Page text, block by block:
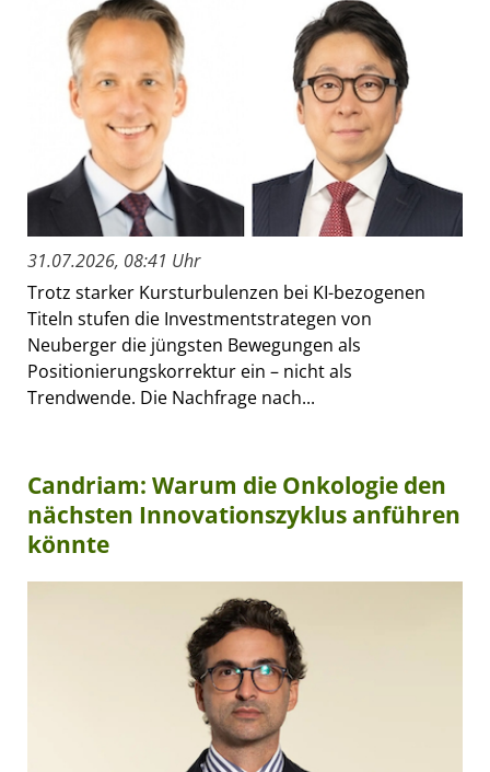
31.07.2026, 08:41 Uhr
Trotz starker Kursturbulenzen bei KI-bezogenen
Titeln stufen die Investmentstrategen von
Neuberger die jüngsten Bewegungen als
Positionierungskorrektur ein – nicht als
Trendwende. Die Nachfrage nach...
Candriam: Warum die Onkologie den
nächsten Innovationszyklus anführen
könnte